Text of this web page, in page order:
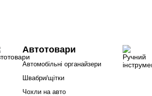
Автотовари
Автомобільні органайзери
Швабри/щітки
Чохли на авто